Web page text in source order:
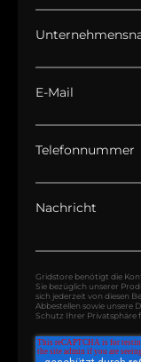
E-Mail
Telefonnummer
Nachricht
Gridstore benötigt die
Sie bezüglich unserer
sich jederzeit von diesen
Abbestellen sowie unsere
Schutz Ihrer Privatsphäre